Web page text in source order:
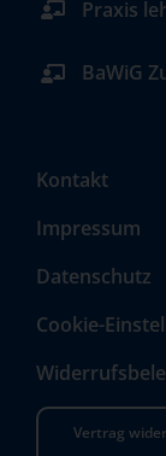
Praxis
BaWiG
Kontakt
Impressum
Datenschutz
Cookie-
Vertrag